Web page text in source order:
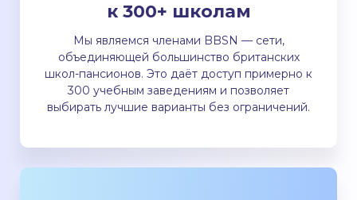
к 300+ школам
Мы являемся членами BBSN — сети,
объединяющей большинство британских
школ-пансионов. Это даёт доступ примерно к
300 учебным заведениям и позволяет
выбирать лучшие варианты без ограничений.